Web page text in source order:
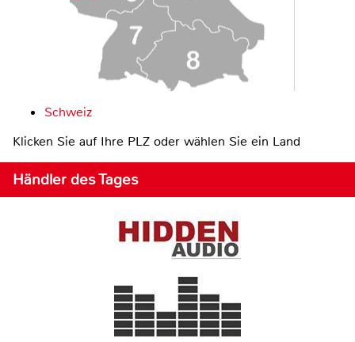
Schweiz
Klicken Sie auf Ihre PLZ oder wählen Sie ein Land
Händler des Tages